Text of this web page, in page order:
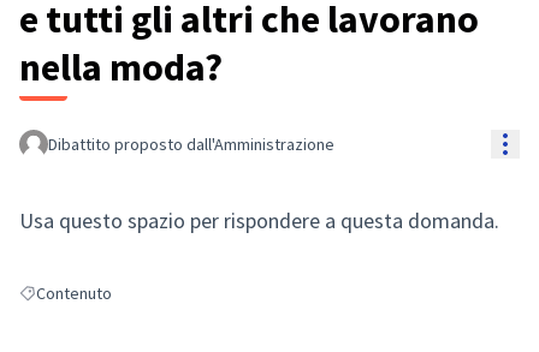
e tutti gli altri che lavorano
nella moda?
Dibattito proposto dall'Amministrazione
Usa questo spazio per rispondere a questa domanda.
Filter results for: Contenuto
Contenuto